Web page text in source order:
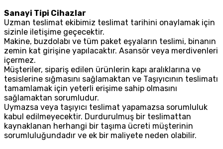
Sanayi Tipi Cihazlar
Uzman teslimat ekibimiz teslimat tarihini onaylamak için
sizinle iletişime geçecektir.
Makine, buzdolabı ve tüm paket eşyaların teslimi, binanın
zemin kat girişine yapılacaktır. Asansör veya merdivenleri
içermez.
Müşteriler, sipariş edilen ürünlerin kapı aralıklarına ve
tesislerine sığmasını sağlamaktan ve Taşıyıcının teslimatı
tamamlamak için yeterli erişime sahip olmasını
sağlamaktan sorumludur.
Uymazsa veya taşıyıcı teslimat yapamazsa sorumluluk
kabul edilmeyecektir. Durdurulmuş bir teslimattan
kaynaklanan herhangi bir taşıma ücreti müşterinin
sorumluluğundadır ve ek bir maliyete neden olabilir.